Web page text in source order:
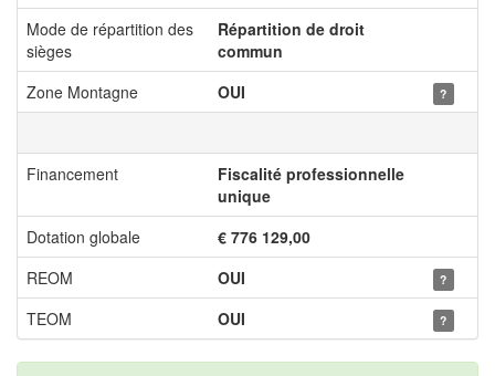
Mode de répartition des
sièges
Répartition de droit
commun
Zone Montagne
OUI ?
Financement
Fiscalité professionnelle
unique
Dotation globale
€ 776 129,00
REOM
OUI ?
TEOM OUI ?